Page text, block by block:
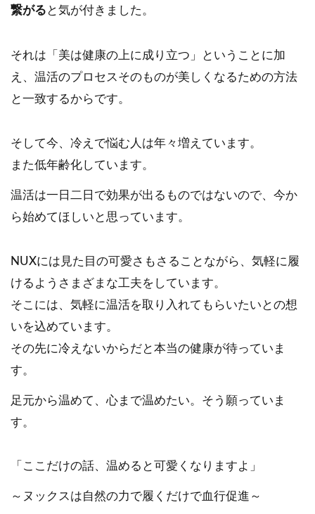
繋がる と気が付きました。
それは「美は健康の上に成り立つ」ということに加
え、温活のプロセスそのものが美しくなるための方法
と一致するからです。
そして今、冷えで悩む人は年々増えています。
また低年齢化しています。
温活は一日二日で効果が出るものではないので、今か
ら始めてほしいと思っています。
NUXには見た目の可愛さもさることながら、気軽に履
けるようさまざまな工夫をしています。
そこには、気軽に温活を取り入れてもらいたいとの想
いを込めています。
その先に冷えないからだと本当の健康が待っていま
す。
足元から温めて、心まで温めたい。そう願っていま
す。
「ここだけの話、温めると可愛くなりますよ」
～ヌックスは自然の力で履くだけで血行促進～